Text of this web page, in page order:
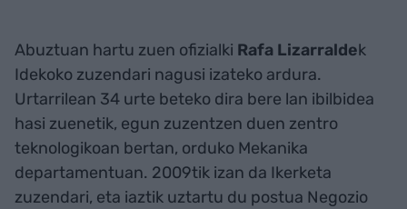
Abuztuan hartu zuen ofizialki Rafa Lizarraldek
Idekoko zuzendari nagusi izateko ardura.
Urtarrilean 34 urte beteko dira bere lan ibilbidea
hasi zuenetik, egun zuzentzen duen zentro
teknologikoan bertan, orduko Mekanika
departamentuan. 2009tik izan da Ikerketa
zuzendari, eta iaztik uztartu du postua Negozio